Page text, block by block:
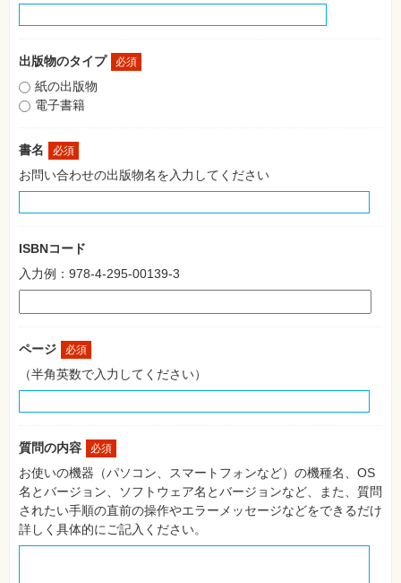
資
験
プ
ロ
グ
ミ
ン
ネ
ー
テ
ク
味・
素
集
自
作・
パ
ソ
コ
ン・
ホ
ビ
ー
出版物のタイプ 必須
紙の出版物
電子書籍
書名 必須
お問い合わせの出版物名を入力してください
ISBNコード
入力例：978-4-295-00139-3
ページ 必須
（半角英数で入力してください）
質問の内容 必須
お使いの機器（パソコン、スマートフォンなど）の機種名、OS
名とバージョン、ソフトウェア名とバージョンなど、また、質問
されたい手順の直前の操作やエラーメッセージなどをできるだけ
詳しく具体的にご記入ください。